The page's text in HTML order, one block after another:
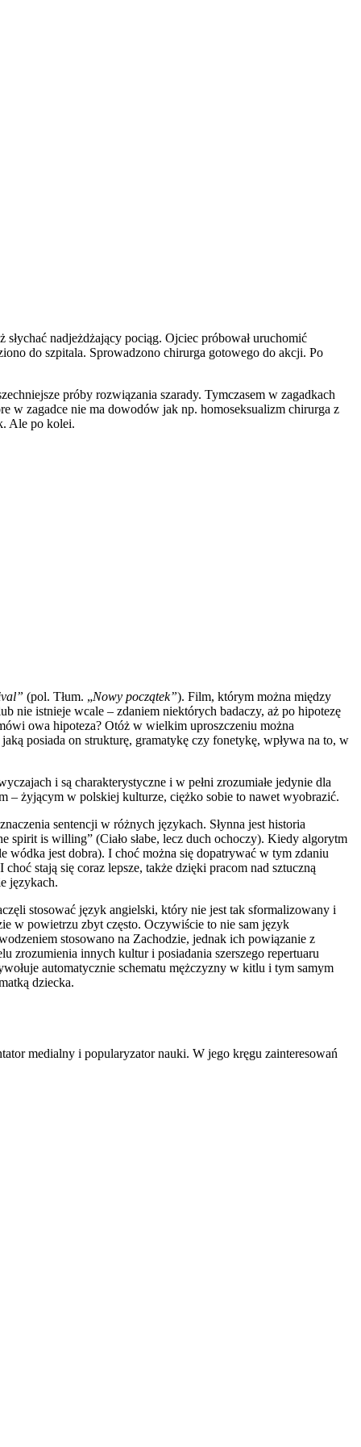
nadjeżdżający pociąg. Ojciec próbował uruchomić
do szpitala. Sprowadzono chirurga gotowego do akcji. Po
próby rozwiązania szarady. Tymczasem w zagadkach
w zagadce nie ma dowodów jak np. homoseksualizm chirurga z
Ale po kolei.
(pol. Tłum. „Nowy początek”). Film, którym można między
nie istnieje wcale – zdaniem niektórych badaczy, aż po hipotezę
owa hipoteza? Otóż w wielkim uproszczeniu można
posiada on strukturę, gramatykę czy fonetykę, wpływa na to, w
i są charakterystyczne i w pełni zrozumiałe jedynie dla
– żyjącym w polskiej kulturze, ciężko sobie to nawet wyobrazić.
sentencji w różnych językach. Słynna jest historia
spirit is willing” (Ciało słabe, lecz duch ochoczy). Kiedy algorytm
wódka jest dobra). I choć można się dopatrywać w tym zdaniu
stają się coraz lepsze, także dzięki pracom nad sztuczną
językach.
stosować język angielski, który nie jest tak sformalizowany i
w powietrzu zbyt często. Oczywiście to nie sam język
stosowano na Zachodzie, jednak ich powiązanie z
zrozumienia innych kultur i posiadania szerszego repertuaru
automatycznie schematu mężczyzny w kitlu i tym samym
dziecka.
medialny i popularyzator nauki. W jego kręgu zainteresowań